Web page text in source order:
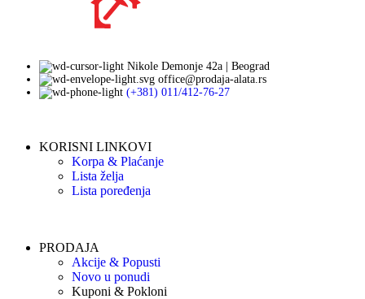
Nikole Demonje 42a | Beograd
office@prodaja-alata.rs
(+381) 011/412-76-27
KORISNI LINKOVI
Korpa & Plaćanje
Lista želja
Lista poređenja
PRODAJA
Akcije & Popusti
Novo u ponudi
Kuponi & Pokloni